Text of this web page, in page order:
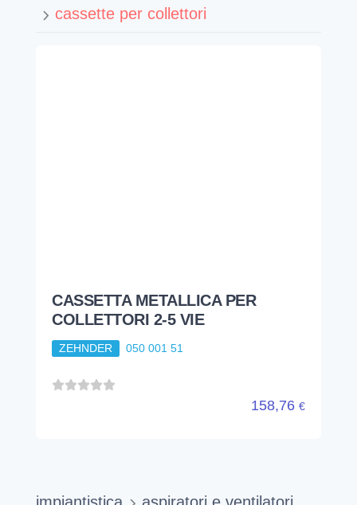
cassette per collettori
CASSETTA METALLICA PER
COLLETTORI 2-5 VIE
ZEHNDER 050 001 51
158,76 €